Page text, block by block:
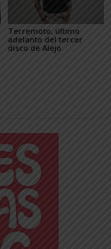
Terremoto, último
adelanto del tercer
disco de Alejo